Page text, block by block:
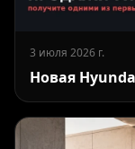
3 июля 2026 г.
Новая